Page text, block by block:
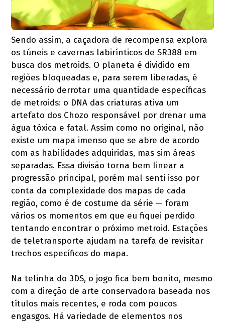
Sendo assim, a caçadora de recompensa explora
os túneis e cavernas labirínticos de SR388 em
busca dos metroids. O planeta é dividido em
regiões bloqueadas e, para serem liberadas, é
necessário derrotar uma quantidade específicas
de metroids: o DNA das criaturas ativa um
artefato dos Chozo responsável por drenar uma
água tóxica e fatal. Assim como no original, não
existe um mapa imenso que se abre de acordo
com as habilidades adquiridas, mas sim áreas
separadas. Essa divisão torna bem linear a
progressão principal, porém mal senti isso por
conta da complexidade dos mapas de cada
região, como é de costume da série — foram
vários os momentos em que eu fiquei perdido
tentando encontrar o próximo metroid. Estações
de teletransporte ajudam na tarefa de revisitar
trechos específicos do mapa.
Na telinha do 3DS, o jogo fica bem bonito, mesmo
com a direção de arte conservadora baseada nos
títulos mais recentes, e roda com poucos
engasgos. Há variedade de elementos nos